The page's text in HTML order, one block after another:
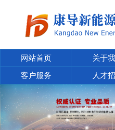
网站首页 关于
客户服务 人才